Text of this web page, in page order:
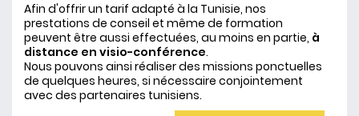
Afin d'offrir un tarif adapté à la Tunisie, nos
prestations de conseil et même de formation
peuvent être aussi effectuées, au moins en partie, à
distance en visio-conférence.
Nous pouvons ainsi réaliser des missions ponctuelles
de quelques heures, si nécessaire conjointement
avec des partenaires tunisiens.